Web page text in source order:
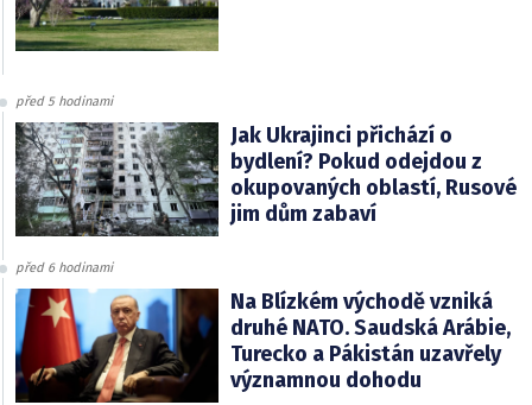
před 5 hodinami
Jak Ukrajinci přichází o
bydlení? Pokud odejdou z
okupovaných oblastí, Rusové
jim dům zabaví
před 6 hodinami
Na Blízkém východě vzniká
druhé NATO. Saudská Arábie,
Turecko a Pákistán uzavřely
významnou dohodu